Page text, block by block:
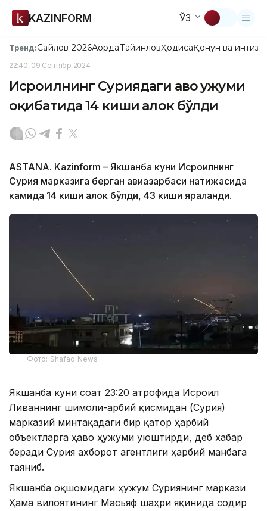
KAZINFORM ЎЗ
Тренд:Сайлов-2026АқордаТайинловҲодисаҚонун ва
22:40, 09 Сентябр 2024
Исроилнинг Суриядаги ҳаво ҳужуми
оқибатида 14 киши ҳалок бўлди
ASTANA. Kazinform – Якшанба куни Исроилнинг
Сурия марказига берган авиазарбаси натижасида
камида 14 киши ҳалок бўлди, 43 киши яраланди.
Фото: Shafaq News
Якшанба куни соат 23:20 атрофида Исроил
Ливаннинг шимоли-ғарбий қисмидан (Сурия)
марказий минтақадаги бир қатор ҳарбий
объектларга ҳаво ҳужуми уюштирди, деб хабар
беради Сурия ахборот агентлиги ҳарбий манбага
таяниб.
Якшанба оқшомидаги ҳужум Суриянинг маркази
Ҳама вилоятининг Масьяф шаҳри яқинида содир